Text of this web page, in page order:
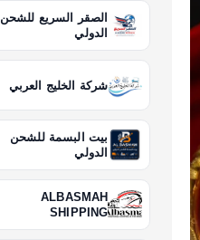
الصقر السريع للشحن
الدولي
شركة الخليج العربي
بيت البسمة للشحن
الدولي
ALBASMAH
SHIPPING